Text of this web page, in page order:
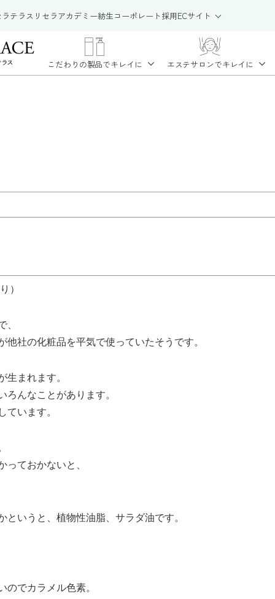
テラス リセラアカデミー紡生コーポレート採用ECサイト
こだわりの製品でキレイに エステサロンでキレイに
）
、
社の化粧品を平気で使っていたそうです。
生まれます。
ろんなことがあります。
ています。
っておかないと、
いうと、植物性油脂、サラダ油です。
のでカラメル色素。